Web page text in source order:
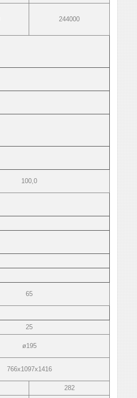
244000
100,0
65
25
ø195
766х1097х1416
282